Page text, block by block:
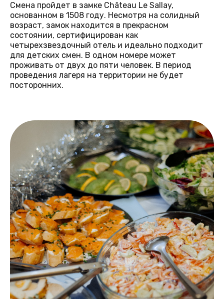
Смена пройдет в замке Château Le Sallay,
основанном в 1508 году. Несмотря на солидный
возраст, замок находится в прекрасном
состоянии, сертифицирован как
четырехзвездочный отель и идеально подходит
для детских смен. В одном номере может
проживать от двух до пяти человек. В период
проведения лагеря на территории не будет
посторонних.